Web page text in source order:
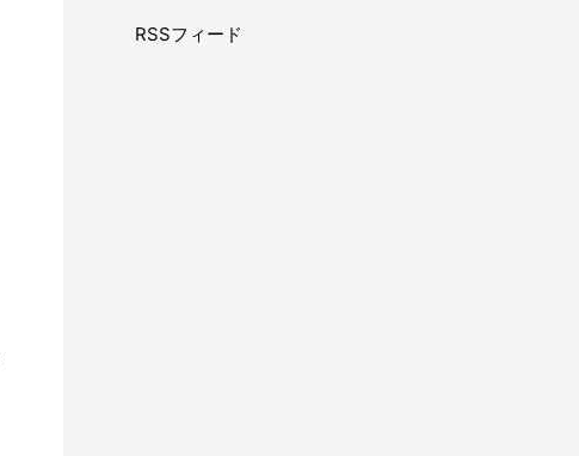
RSSフィード